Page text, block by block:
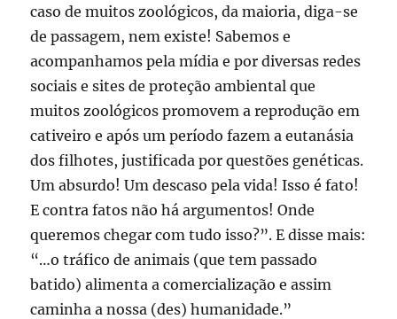
caso de muitos zoológicos, da maioria, diga-se
de passagem, nem existe! Sabemos e
acompanhamos pela mídia e por diversas redes
sociais e sites de proteção ambiental que
muitos zoológicos promovem a reprodução em
cativeiro e após um período fazem a eutanásia
dos filhotes, justificada por questões genéticas.
Um absurdo! Um descaso pela vida! Isso é fato!
E contra fatos não há argumentos! Onde
queremos chegar com tudo isso?”. E disse mais:
“…o tráfico de animais (que tem passado
batido) alimenta a comercialização e assim
caminha a nossa (des) humanidade.”